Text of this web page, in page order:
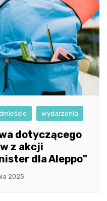
wydarzenia
dotyczącego
z akcji
dla Aleppo"
2025